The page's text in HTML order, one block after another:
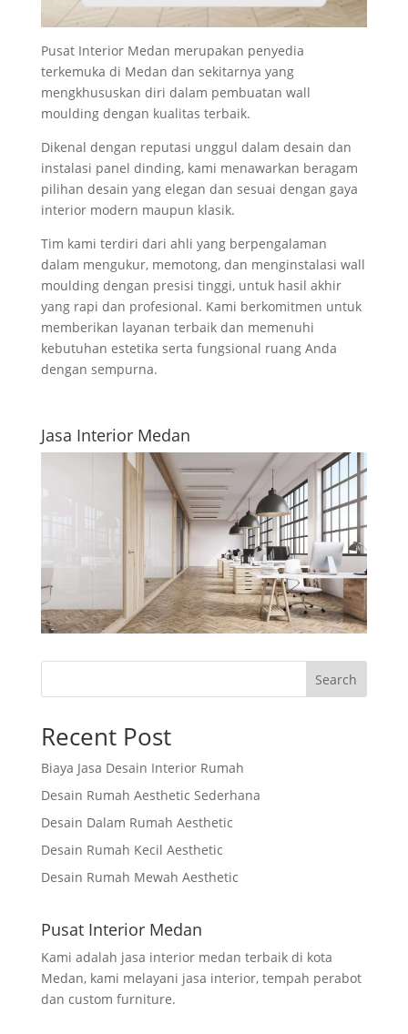
Pusat Interior Medan merupakan penyedia
terkemuka di Medan dan sekitarnya yang
mengkhususkan diri dalam pembuatan wall
moulding dengan kualitas terbaik.
Dikenal dengan reputasi unggul dalam desain dan
instalasi panel dinding, kami menawarkan beragam
pilihan desain yang elegan dan sesuai dengan gaya
interior modern maupun klasik.
Tim kami terdiri dari ahli yang berpengalaman
dalam mengukur, memotong, dan menginstalasi wall
moulding dengan presisi tinggi, untuk hasil akhir
yang rapi dan profesional. Kami berkomitmen untuk
memberikan layanan terbaik dan memenuhi
kebutuhan estetika serta fungsional ruang Anda
dengan sempurna.
Jasa Interior Medan
Search
Recent Post
Biaya Jasa Desain Interior Rumah
Desain Rumah Aesthetic Sederhana
Desain Dalam Rumah Aesthetic
Desain Rumah Kecil Aesthetic
Desain Rumah Mewah Aesthetic
Pusat Interior Medan
Kami adalah jasa interior medan terbaik di kota
Medan, kami melayani jasa interior, tempah perabot
dan custom furniture.